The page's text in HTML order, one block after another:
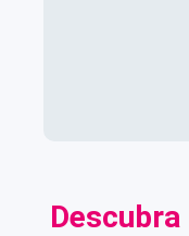
Descubra